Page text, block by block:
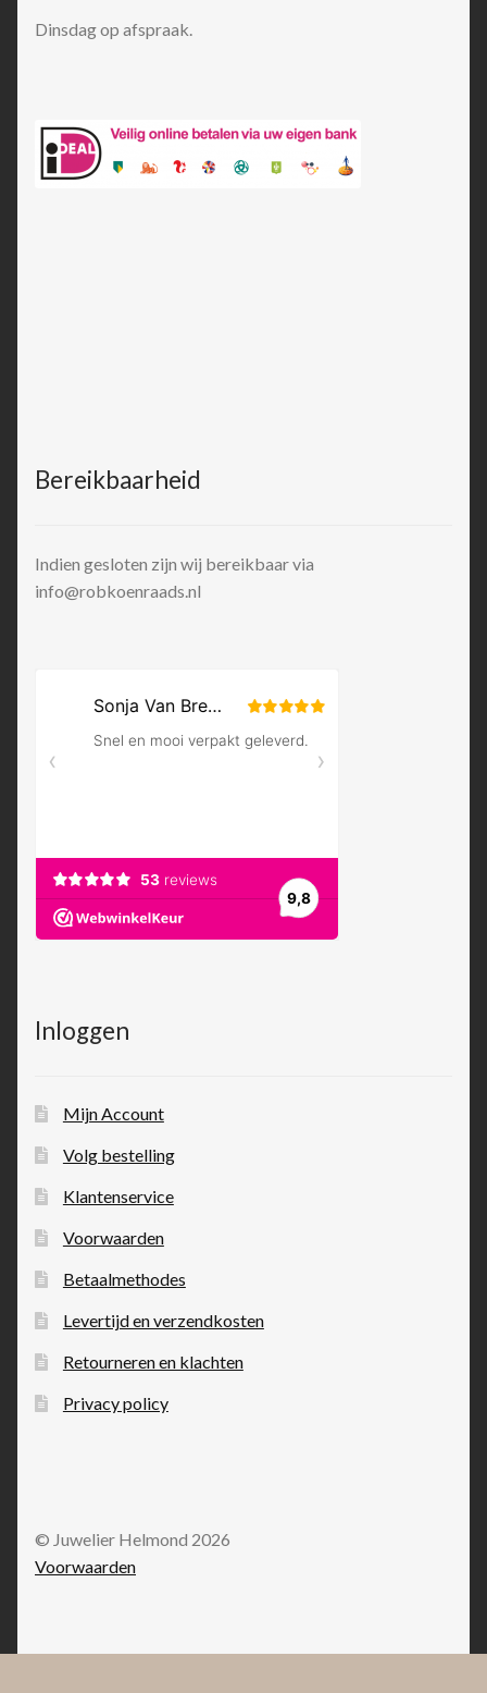
Dinsdag op afspraak.
Bereikbaarheid
Indien gesloten zijn wij bereikbaar via
info@robkoenraads.nl
Inloggen
Mijn Account
Volg bestelling
Klantenservice
Voorwaarden
Betaalmethodes
Levertijd en verzendkosten
Retourneren en klachten
Privacy policy
© Juwelier Helmond 2026
Voorwaarden